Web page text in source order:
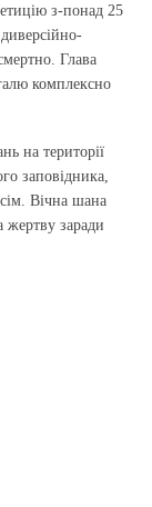
з-понад 25
Глава
комплексно
на території
заповідника,
Вічна шана
жертву заради